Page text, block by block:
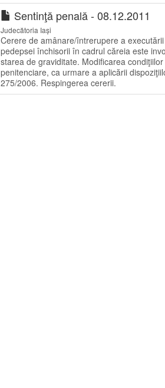
Sentinţă penală - 08.12.2011
Judecătoria Iași
Cerere de amânare/întrerupere a executării
pedepsei închisorii în cadrul căreia este
starea de graviditate. Modificarea condiţiilor
penitenciare, ca urmare a aplicării
275/2006. Respingerea cererii.